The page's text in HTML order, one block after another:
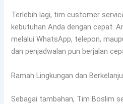
Terlebih lagi, tim customer
kebutuhan Anda dengan cepat.
melalui WhatsApp, telepon,
dan penjadwalan pun berjalan
Ramah Lingkungan dan
Sebagai tambahan, Tim Boslim